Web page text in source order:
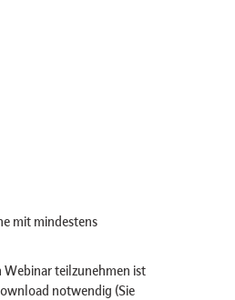
mit mindestens
Webinar teilzunehmen ist
notwendig (Sie